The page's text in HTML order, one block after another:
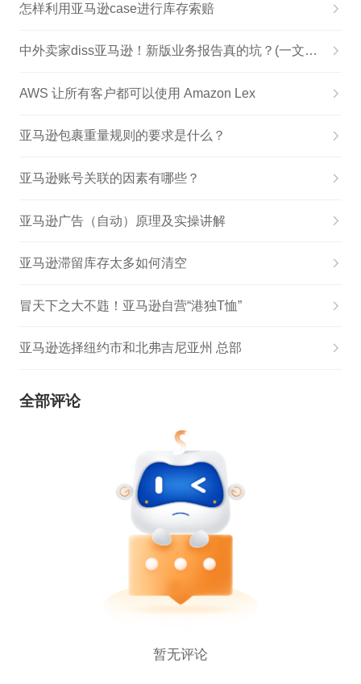
怎样利用亚马逊case进行库存索赔
中外卖家diss亚马逊！新版业务报告真的坑？(一文解析)
AWS 让所有客户都可以使用 Amazon Lex
亚马逊包裹重量规则的要求是什么？
亚马逊账号关联的因素有哪些？
亚马逊广告（自动）原理及实操讲解
亚马逊滞留库存太多如何清空
冒天下之大不韪！亚马逊自营“港独T恤”
亚马逊选择纽约市和北弗吉尼亚州 总部
全部评论
暂无评论